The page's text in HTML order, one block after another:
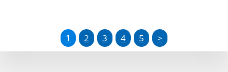
1 2 3 4 5 >